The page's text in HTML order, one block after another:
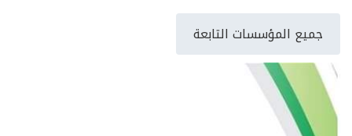
جميع المؤسسات التابعة